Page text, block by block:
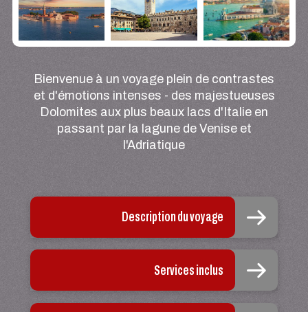
Bienvenue à un voyage plein de contrastes
et d'émotions intenses - des majestueuses
Dolomites aux plus beaux lacs d'Italie en
passant par la lagune de Venise et
l'Adriatique
Description du voyage
Services inclus